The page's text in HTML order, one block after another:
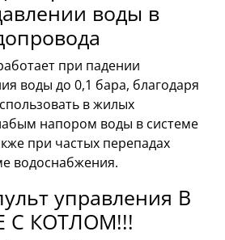
воды в
при падении
воды до 0,1 бара, благодаря
в жилых
напором воды в системе
при частых перепадах
водоснабжения.
управления В
С КОТЛОМ!!!